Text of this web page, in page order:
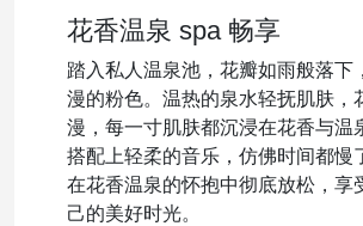
花香温泉 spa 畅享
踏入私人温泉池，花瓣如雨般落下
漫的粉色。温热的泉水轻抚肌肤，
漫，每一寸肌肤都沉浸在花香与温
搭配上轻柔的音乐，仿佛时间都慢
在花香温泉的怀抱中彻底放松，享
己的美好时光。